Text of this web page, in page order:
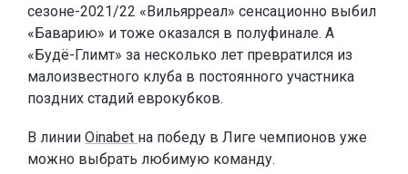
сезоне-2021/22 «Вильярреал» сенсационно выбил
«Баварию» и тоже оказался в полуфинале. А
«Будё-Глимт» за несколько лет превратился из
малоизвестного клуба в постоянного участника
поздних стадий еврокубков.
В линии Oinabet на победу в Лиге чемпионов уже
можно выбрать любимую команду.